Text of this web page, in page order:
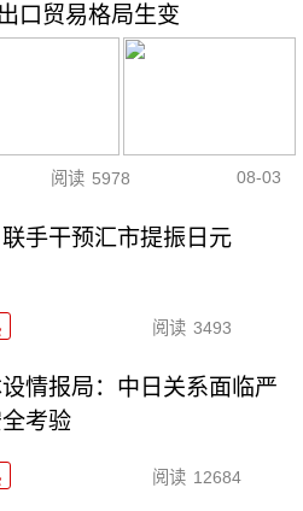
口贸易格局生变
阅读 5978 08-03
手干预汇市提振日元
阅读 3493
设情报局：中日关系面临严
考验
阅读 12684